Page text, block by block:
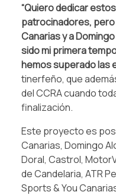
“Quiero dedicar
patrocinadores,
Canarias y a
sido mi primera
hemos superado las
tinerfeño, que
del CCRA cuando
finalización.
Este proyecto es
Canarias, Domingo
Doral, Castrol,
de Candelaria, ATR
Sports & You